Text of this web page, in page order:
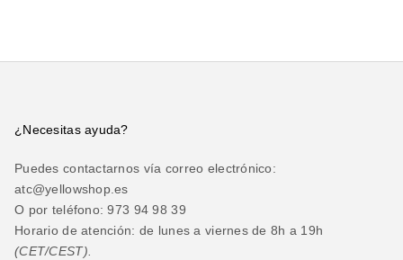
¿Necesitas ayuda?
Puedes contactarnos vía correo electrónico:
atc@yellowshop.es
O por teléfono: 973 94 98 39
Horario de atención: de lunes a viernes de 8h a 19h
(CET/CEST).